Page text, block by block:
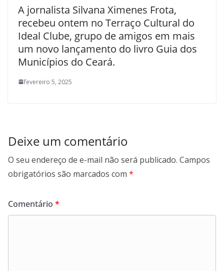
A jornalista Silvana Ximenes Frota,
recebeu ontem no Terraço Cultural do
Ideal Clube, grupo de amigos em mais
um novo lançamento do livro Guia dos
Municípios do Ceará.
fevereiro 5, 2025
Deixe um comentário
O seu endereço de e-mail não será publicado. Campos
obrigatórios são marcados com *
Comentário *